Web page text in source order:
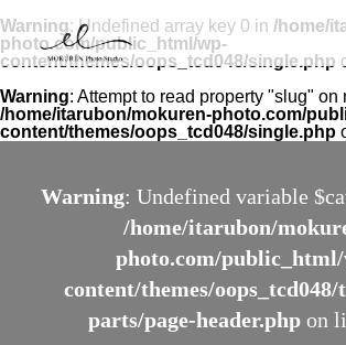
Warning: Undefined array key 0 in /home/
photo.com/public_html/wp-
content/themes/oops_tcd048/single.php
Warning: Attempt to read property "slug" on
/home/itarubon/mokuren-photo.com/
content/themes/oops_tcd048/single.php
Warning: Undefined variable
/home/itarubon/
photo.com/
content/themes/
parts/page-header.phpon